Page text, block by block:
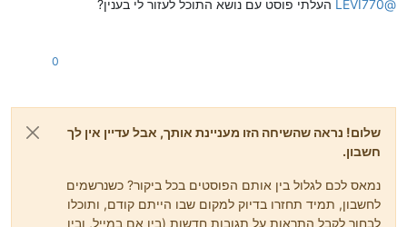
@
LEVI770 העלתי פוסט עם נושא התוכל לעזור לי בענין?
0
שלום! נראה שהשיחה הזו מעניינת אותך, אבל עדיין אין לך
חשבון.
נמאס לכם לגלול בין אותם הפוסטים בכל ביקור? כשנרשמים
לחשבון, תמיד תחזרו בדיוק למקום שבו הייתם קודם, ותוכלו
לבחור לקבל התראות על תגובות חדשות (בין אם במייל, ובין